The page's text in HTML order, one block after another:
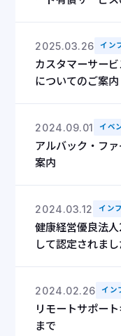
2025.03.26 イン
カスタマーサー
についてのご案内
2024.09.01 イベ
アルバック・フ
案内
2024.03.12 イン
健康経営優良法
して認定されま
2024.02.26 イン
リモートサポー
まで